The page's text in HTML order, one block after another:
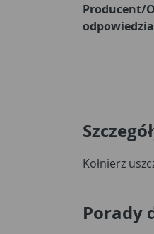
Producent/
Kołnierz
Porady